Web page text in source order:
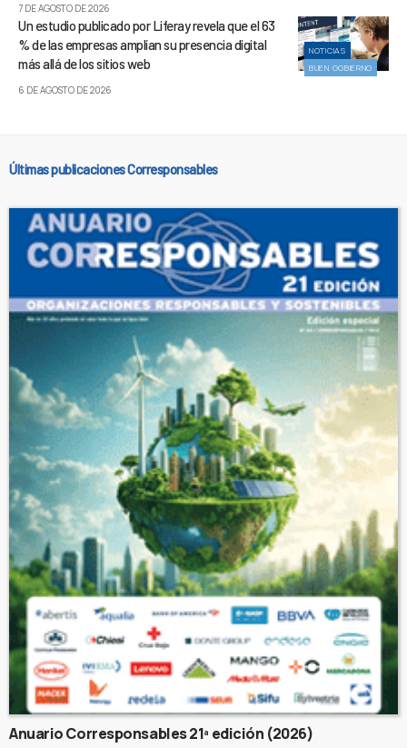
7 DE AGOSTO DE 2026
NOTICIAS
BUEN GOBIERNO
Un estudio publicado por Liferay revela que el 63
% de las empresas amplían su presencia digital
más allá de los sitios web
6 DE AGOSTO DE 2026
Últimas publicaciones Corresponsables
Anuario Corresponsables 21ª edición (2026)